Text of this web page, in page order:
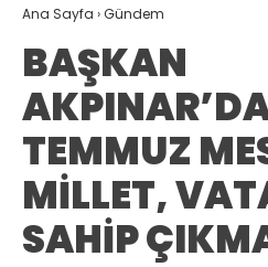
Ana Sayfa ›Gündem
BAŞKAN
TEMMUZ
MİLLET,
SAHİP